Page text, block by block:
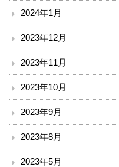
外来のご案内
入院のご案内
外来診療表
休診案内
2024年1月
2023年12月
2023年11月
2023年10月
2023年9月
2023年8月
2023年5月